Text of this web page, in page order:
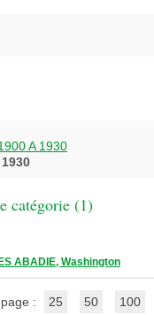
A 1930
catégorie (1)
ABADIE, Washington
: 25 50 100